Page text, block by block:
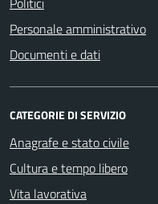
Personale amministrativo
Documenti e dati
CATEGORIE DI SERVIZIO
Anagrafe e stato civile
Cultura e tempo libero
Vita lavorativa